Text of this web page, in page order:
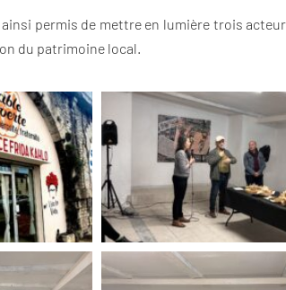
ainsi permis de mettre en lumière trois
du patrimoine local.